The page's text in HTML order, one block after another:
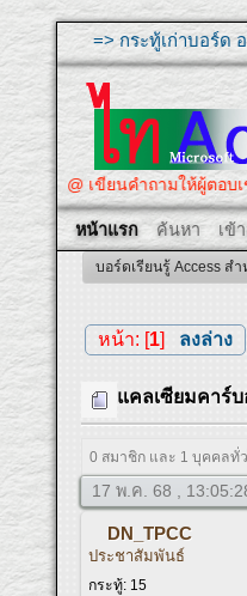
=> กระทู้เก่าบอร์ด
@ เขียนคำถามให้
หน้าแรก ค้นหา เข้
บอร์ดเรียนรู้ Access ส
หน้า: [1] ลงล่าง
แคลเซียมคาร์บ
0 สมาชิก และ 1 บุคคลทั่
17 พ.ค. 68 ,
DN_TPCC
ประชาสัมพันธ์
กระทู้: 15